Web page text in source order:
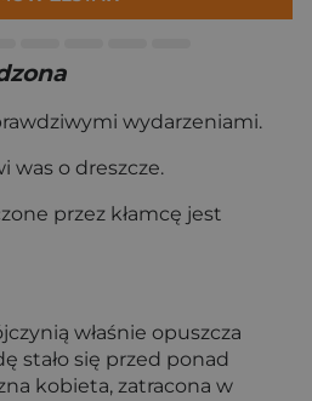
wydarzeniami.
was o dreszcze.
przez kłamcę jest
właśnie opuszcza
stało się przed ponad
kobieta, zatracona w